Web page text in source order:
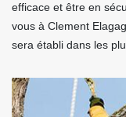
efficace et être en
vous à Clement
sera établi dans les